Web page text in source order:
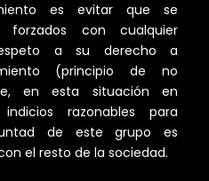
es evitar que se
forzados con cualquier
a su derecho a
(principio de no
en esta situación en
razonables para
de este grupo es
el resto de la sociedad.